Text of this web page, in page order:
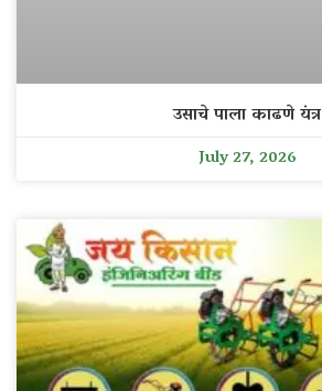
उसाचे पाला काढणे यंत्र
July 27, 2026